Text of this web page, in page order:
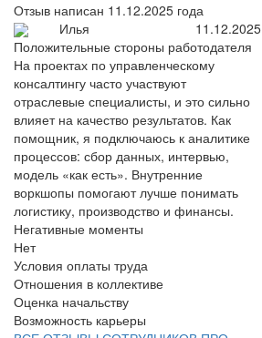
Отзыв написан 11.12.2025 года
Илья
11.12.2025
Положительные стороны работодателя
На проектах по управленческому
консалтингу часто участвуют
отраслевые специалисты, и это сильно
влияет на качество результатов. Как
помощник, я подключаюсь к аналитике
процессов: сбор данных, интервью,
модель «как есть». Внутренние
воркшопы помогают лучше понимать
логистику, производство и финансы.
Негативные моменты
Нет
Условия оплаты труда
Отношения в коллективе
Оценка начальству
Возможность карьеры